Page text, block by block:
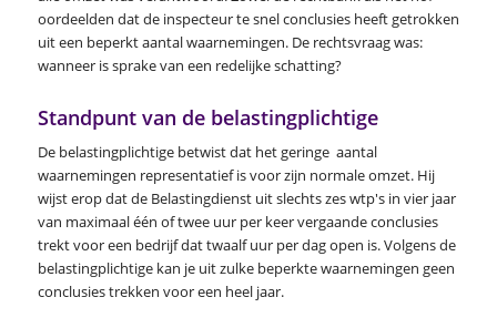
oordeelden dat de inspecteur te snel conclusies heeft getrokken
uit een beperkt aantal waarnemingen. De rechtsvraag was:
wanneer is sprake van een redelijke schatting?
Standpunt van de belastingplichtige
De belastingplichtige betwist dat het geringe aantal
waarnemingen representatief is voor zijn normale omzet. Hij
wijst erop dat de Belastingdienst uit slechts zes wtp's in vier jaar
van maximaal één of twee uur per keer vergaande conclusies
trekt voor een bedrijf dat twaalf uur per dag open is. Volgens de
belastingplichtige kan je uit zulke beperkte waarnemingen geen
conclusies trekken voor een heel jaar.